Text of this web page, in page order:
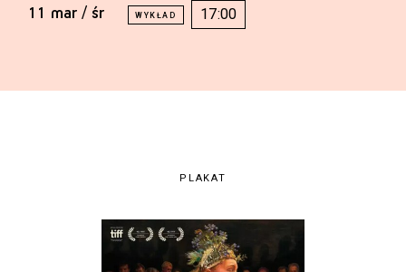
11 mar / śr 17:00
PLAKAT